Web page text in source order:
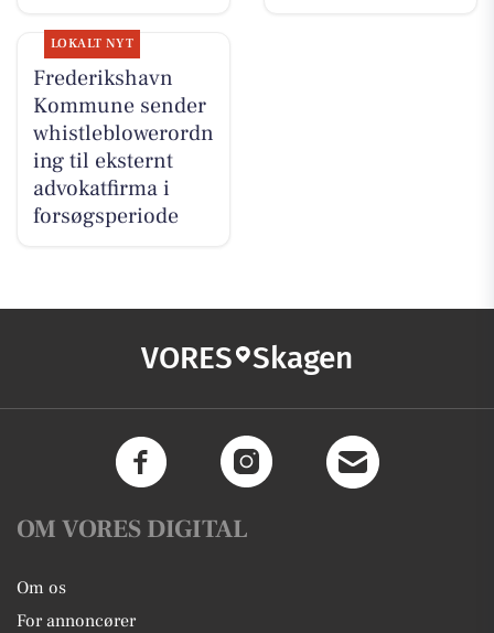
LOKALT NYT
Frederikshavn
Kommune sender
whistleblowerordn
ing til eksternt
advokatfirma i
forsøgsperiode
VORES Skagen
OM VORES DIGITAL
Om os
For annoncører